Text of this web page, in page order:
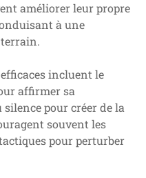
améliorer leur propre
à une
efficaces incluent le
affirmer sa
pour créer de la
souvent les
pour perturber